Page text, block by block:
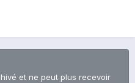
et ne peut plus recevoir